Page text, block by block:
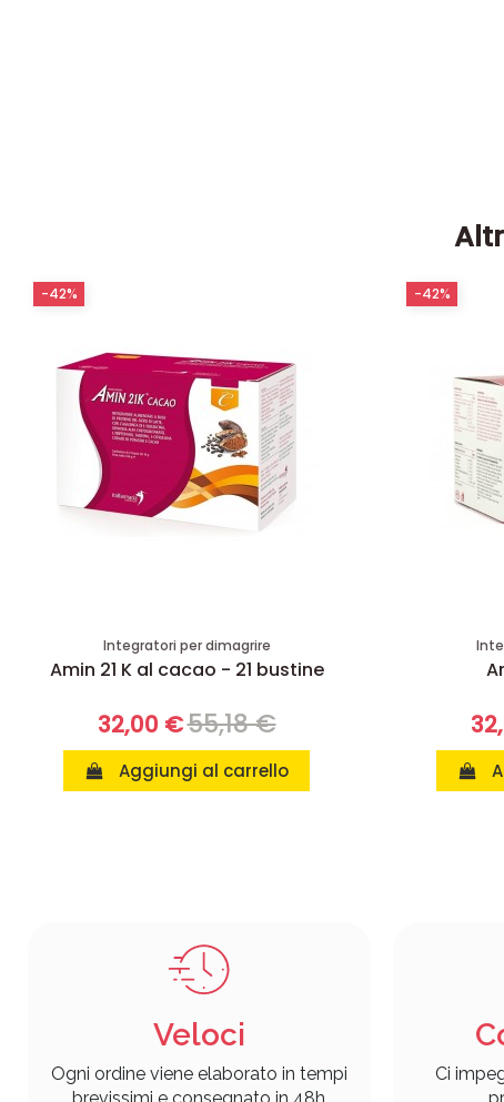
Integratori per dimagrire
Amin 21 K al cacao - 21 bustine
32,00 €55,18 €
Aggiungi al carrello
-42% -42%
Veloci
Ogni ordine viene elaborato in tempi
Ci